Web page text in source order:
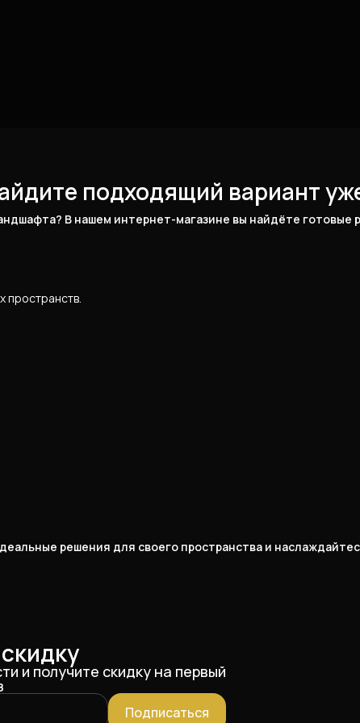
подходящий вариант
В нашем интернет-магазине вы найдёте готовые
пространств.
решения для своего пространства и
и получите скидку на первый
Подписаться